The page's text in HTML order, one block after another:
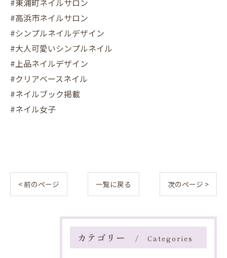
#東浦町ネイルサロン
#高浜市ネイルサロン
#シンプルネイルデザイン
#大人可愛いシンプルネイル
#上品ネイルデザイン
#クリアベースネイル
#ネイルブック掲載
#ネイル女子
< 前のページ 一覧に戻る 次のページ >
カテゴリー Categories